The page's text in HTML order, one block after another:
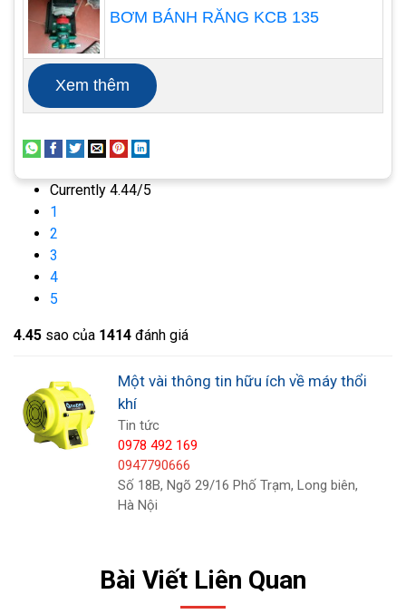
Tùy thuộc vào công suất, thiết kế cánh quạt, kích
thước và ứng dụng, máy thổi khí có nhiều loại khác
nhau .Vẻ cong: Ở đây thiết kế của lưỡi dao theo
hướng cong. Điều này tạo ra tốc độ cao hơn khi
dao quay với tốc độ cao hơn nhiều so với lưỡi dao
khỏi hướng quay. Tốt nhất cho các tác vụ đòi hỏi
áp suất tĩnh cao. Động cơ: Nó có các lưỡi hình
cánh quạt, dần dần cong xuống hẹp về phía ngoài
cùng. Được sử dụng trong các hệ thống ống xả
nhỏ, các cánh quạt không cong và thường được
sử dụng cho mục đích làm mát .
BƠM BÁNH RĂNG KCB 135
Xem thêm
Currently 4.44/5
1
2
3
4
5
4.45 sao của 1414 đánh giá
Một vài thông tin hữu ích về máy thổi
khí
Tin tức
0978 492 169
0947790666
Số 18B, Ngõ 29/16 Phố Trạm, Long biên,
Hà Nội
Bài Viết Liên Quan